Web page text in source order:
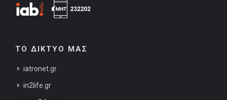
ΤΟ ΔΙΚΤΥΟ ΜΑΣ
iatronet.gr
in2life.gr